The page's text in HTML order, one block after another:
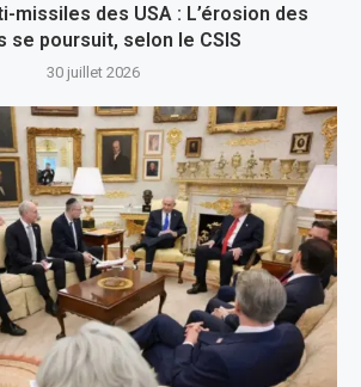
missiles des USA : L’érosion des
se poursuit, selon le CSIS
30 juillet 2026